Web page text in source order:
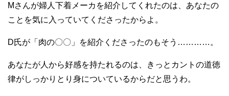
Mさんが婦人下着メーカを紹介してくれたのは、あなたの
ことを気に入っていてくださったからよ。
D氏が「肉の〇〇」を紹介くださったのもそう…………。
あなたが人から好感を持たれるのは、きっとカントの道徳
律がしっかりとり身についているからだと思うわ。